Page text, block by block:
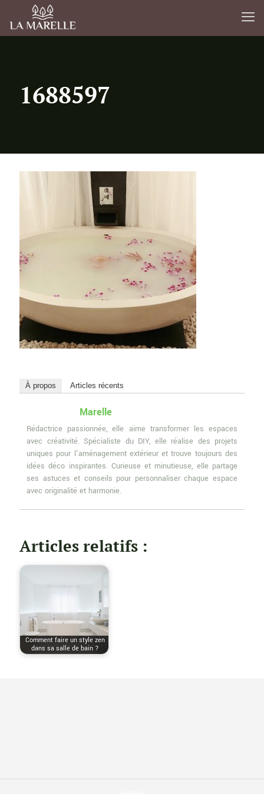
1688597
À propos Articles récents
Marelle
Rédactrice passionnée, elle aime transformer les espaces
avec créativité. Spécialiste du DIY, elle réalise des projets
uniques pour l'aménagement extérieur et trouve toujours des
idées déco inspirantes. Curieuse et minutieuse, elle partage
ses astuces et conseils pour personnaliser chaque espace
avec originalité et harmonie.
Articles relatifs :
Comment faire un style zen
dans sa salle de bain ?